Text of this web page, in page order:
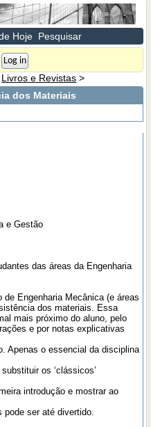
Hoje Pesquisar
Livros e Revistas >
dos Materiais
e Gestão
das áreas da Engenharia
Engenharia Mecânica (e áreas
dos materiais. Essa
mais próximo do aluno, pelo
e por notas explicativas
Apenas o essencial da disciplina
os ‘clássicos’
introdução e mostrar ao
pode ser até divertido.